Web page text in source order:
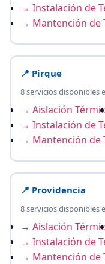
→ Instalación de
→ Mantención de
📍 Pirque
8 servicios disponibles
→ Aislación
→ Instalación de
→ Mantención de
📍 Providencia
8 servicios disponibles
→ Aislación
→ Instalación de
→ Mantención de